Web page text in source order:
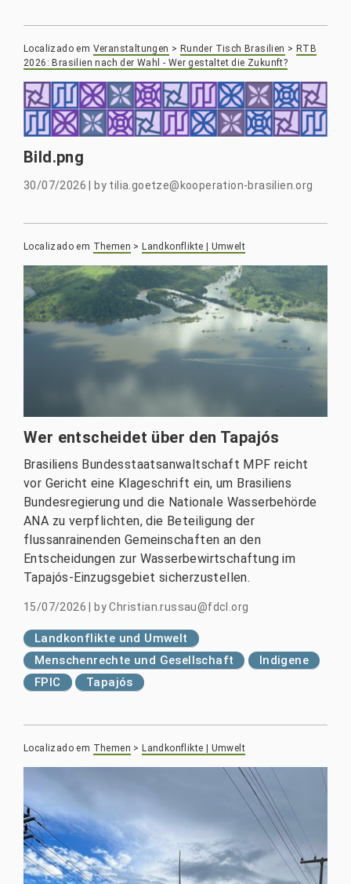
Localizado em Veranstaltungen > Runder Tisch Brasilien > RTB
2026: Brasilien nach der Wahl - Wer gestaltet die Zukunft?
Bild.png
30/07/2026 by tilia.goetze@kooperation-brasilien.org
Localizado em Themen > Landkonflikte | Umwelt
Wer entscheidet über den Tapajós
Brasiliens Bundesstaatsanwaltschaft MPF reicht
vor Gericht eine Klageschrift ein, um Brasiliens
Bundesregierung und die Nationale Wasserbehörde
ANA zu verpflichten, die Beteiligung der
flussanrainenden Gemeinschaften an den
Entscheidungen zur Wasserbewirtschaftung im
Tapajós-Einzugsgebiet sicherzustellen.
15/07/2026 byChristian.russau@fdcl.org
Landkonflikte und Umwelt
Menschenrechte und Gesellschaft
Indigene
FPIC
Tapajós
Localizado em Themen > Landkonflikte | Umwelt